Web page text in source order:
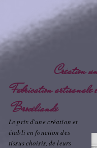
Création
Fabrication artisanale
Brocéliande
Le prix d'une création et
établi en fonction des
tissus choisis, de leurs